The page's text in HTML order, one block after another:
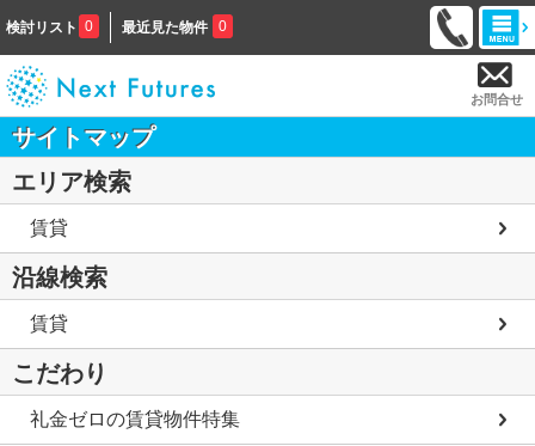
検討リスト 0 最近見た物件 0
お問合せ
サイトマップ
エリア検索
賃貸
沿線検索
賃貸
こだわり
礼金ゼロの賃貸物件特集